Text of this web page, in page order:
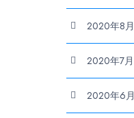
2020年8月
2020年7月
2020年6月